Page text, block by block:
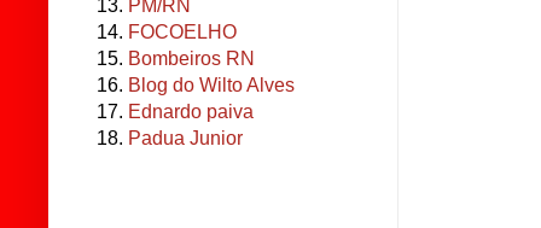
13. PM/RN
14. FOCOELHO
15. Bombeiros RN
16. Blog do Wilto Alves
17. Ednardo paiva
18. Padua Junior